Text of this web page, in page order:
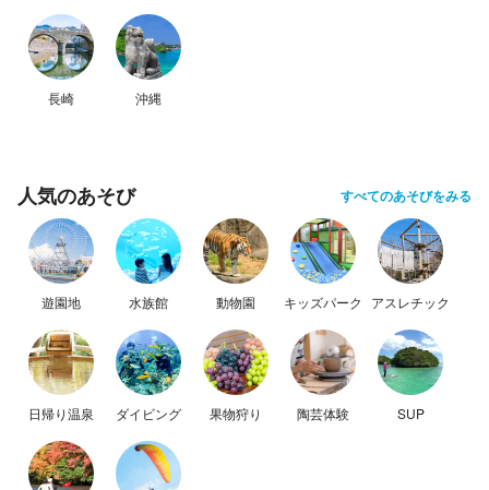
長崎 沖縄
人気のあそび すべてのあそびをみる
遊園地 水族館 動物園 キッズパーク アスレチック
日帰り温泉 ダイビング 果物狩り 陶芸体験 SUP